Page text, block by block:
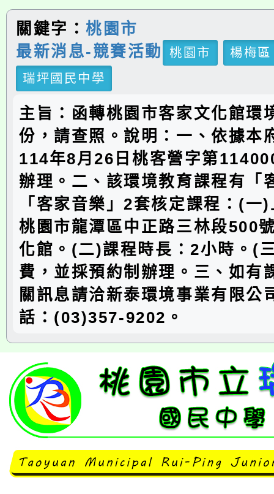
關鍵字：桃園市
最新消息-競賽活動
桃園市
楊梅區
瑞坪國民中學
主旨：函轉桃園市客家文化館環
份，請查照。說明：一、依據本
114年8月26日桃客營字第
辦理。二、該環境教育課程有「
「客家音樂」2套核定課程：(一
桃園市龍潭區中正路三林段500
化館。(二)課程時長：2小時。(
費，並採預約制辦理。三、如有
關訊息請洽新泰環境事業有限公
話：(03)357-9202。